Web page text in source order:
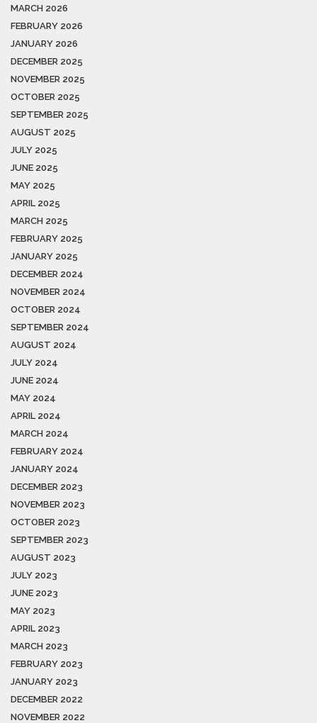
MARCH 2026
FEBRUARY 2026
JANUARY 2026
DECEMBER 2025
NOVEMBER 2025
OCTOBER 2025
SEPTEMBER 2025
AUGUST 2025
JULY 2025
JUNE 2025
MAY 2025
APRIL 2025
MARCH 2025
FEBRUARY 2025
JANUARY 2025
DECEMBER 2024
NOVEMBER 2024
OCTOBER 2024
SEPTEMBER 2024
AUGUST 2024
JULY 2024
JUNE 2024
MAY 2024
APRIL 2024
MARCH 2024
FEBRUARY 2024
JANUARY 2024
DECEMBER 2023
NOVEMBER 2023
OCTOBER 2023
SEPTEMBER 2023
AUGUST 2023
JULY 2023
JUNE 2023
MAY 2023
APRIL 2023
MARCH 2023
FEBRUARY 2023
JANUARY 2023
DECEMBER 2022
NOVEMBER 2022